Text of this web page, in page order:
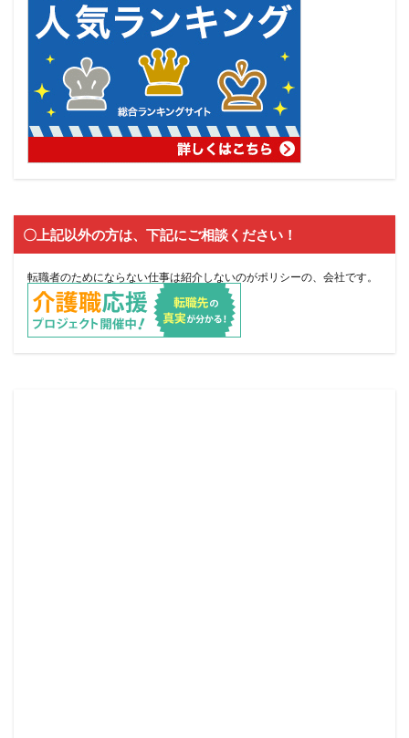
〇上記以外の方は、下記にご相談ください！
転職者のためにならない仕事は紹介しないのがポリシーの、会社です。